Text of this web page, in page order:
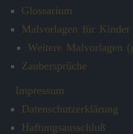
Glossarium
Malvorlagen für Kinder
Weitere Malvorlagen
Zaubersprüche
Impressum
Datenschutzerklärung
Haftungsausschluß